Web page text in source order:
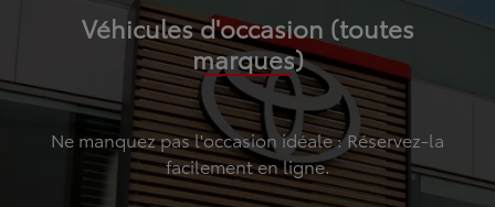
Véhicules d'occasion (toutes
marques)
Ne manquez pas l'occasion idéale : Réservez-la
facilement en ligne.